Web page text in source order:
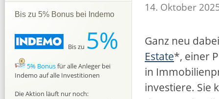
14. Oktober
Ganz neu
Estate*, einer
in
investiere. Sie
Bis zu 5% Bonus bei Indemo
Bis zu 5%
5% Bonusfür alle Anleger bei
Indemo auf alle Investitionen
Die Aktion läuft nur noch: